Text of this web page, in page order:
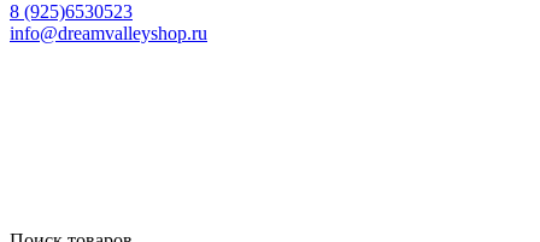
8 (925)6530523
info@dreamvalleyshop.ru